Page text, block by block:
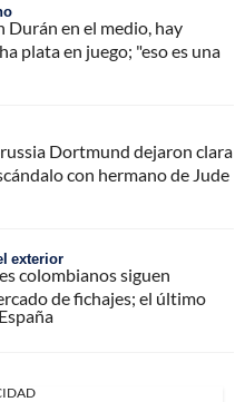
Durán en el medio, hay
plata en juego; "eso es una
Dortmund dejaron clara
con hermano de Jude
exterior
colombianos siguen
de fichajes; el último